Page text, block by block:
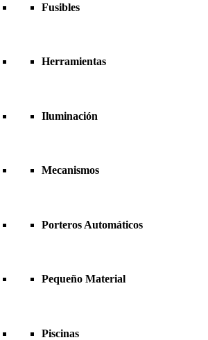
Fusibles
Herramientas
Iluminación
Mecanismos
Porteros Automáticos
Pequeño Material
Piscinas